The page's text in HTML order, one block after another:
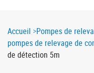
Breadcrumb
Accueil Pompes de
pompes de relevage de
de détection 5m